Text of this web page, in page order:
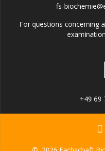
fs-
For questions concerning
+49 69